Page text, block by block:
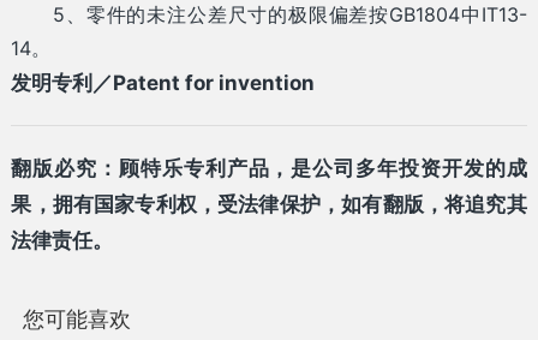
5、零件的未注公差尺寸的极限偏差按GB1804中IT13-
14。
发明专利／Patent for invention
翻版必究：顾特乐专利产品，是公司多年投资开发的成
果，拥有国家专利权，受法律保护，如有翻版，将追究其
法律责任。
您可能喜欢